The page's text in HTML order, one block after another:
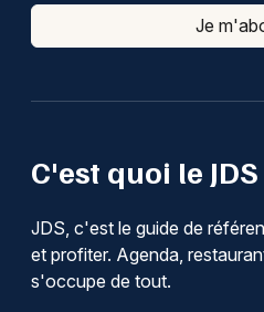
C'est quoi le JDS
JDS, c'est le guide de
et profiter. Agenda,
s'occupe de tout.
Je